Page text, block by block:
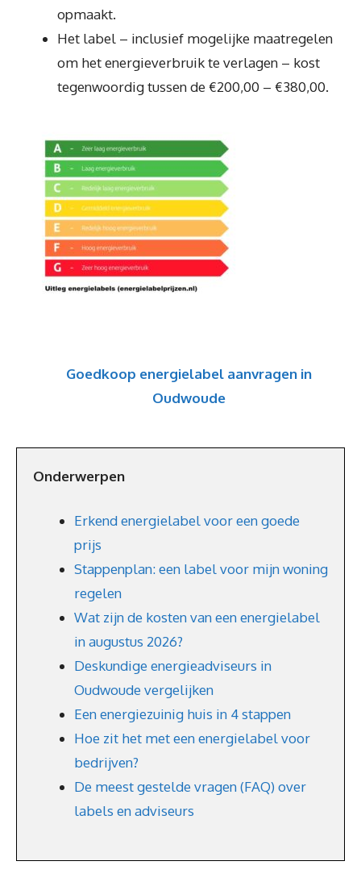
opmaakt.
Het label – inclusief mogelijke maatregelen
om het energieverbruik te verlagen – kost
tegenwoordig tussen de €200,00 – €380,00.
Goedkoop energielabel aanvragen in
Oudwoude
Onderwerpen
Erkend energielabel voor een goede
prijs
Stappenplan: een label voor mijn woning
regelen
Wat zijn de kosten van een energielabel
in augustus 2026?
Deskundige energieadviseurs in
Oudwoude vergelijken
Een energiezuinig huis in 4 stappen
Hoe zit het met een energielabel voor
bedrijven?
De meest gestelde vragen (FAQ) over
labels en adviseurs